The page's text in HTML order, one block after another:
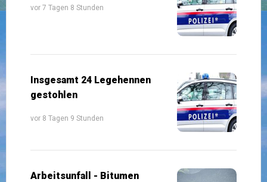
vor 7 Tagen 8 Stunden
Insgesamt 24 Legehennen
gestohlen
vor 8 Tagen 9 Stunden
Arbeitsunfall - Bitumen